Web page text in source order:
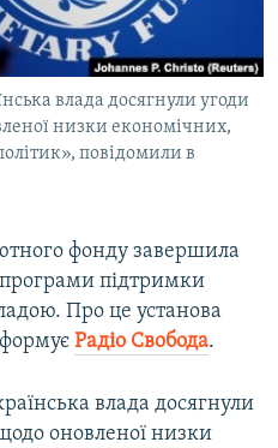
влада досягнули угоди
низки економічних,
повідомили в
фонду завершила
підтримки
Про це установа
Радіо Свобода.
влада досягнули
оновленої низки